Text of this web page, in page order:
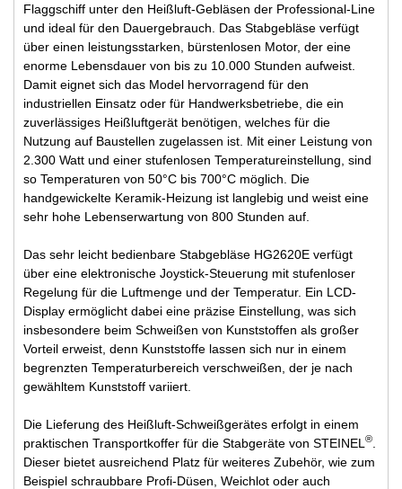
Flaggschiff unter den Heißluft-Gebläsen der Professional-Line
und ideal für den Dauergebrauch. Das Stabgebläse verfügt
über einen leistungsstarken, bürstenlosen Motor, der eine
enorme Lebensdauer von bis zu 10.000 Stunden aufweist.
Damit eignet sich das Model hervorragend für den
industriellen Einsatz oder für Handwerksbetriebe, die ein
zuverlässiges Heißluftgerät benötigen, welches für die
Nutzung auf Baustellen zugelassen ist. Mit einer Leistung von
2.300 Watt und einer stufenlosen Temperatureinstellung, sind
so Temperaturen von 50°C bis 700°C möglich. Die
handgewickelte Keramik-Heizung ist langlebig und weist eine
sehr hohe Lebenserwartung von 800 Stunden auf.
Das sehr leicht bedienbare Stabgebläse HG2620E verfügt
über eine elektronische Joystick-Steuerung mit stufenloser
Regelung für die Luftmenge und der Temperatur. Ein LCD-
Display ermöglicht dabei eine präzise Einstellung, was sich
insbesondere beim Schweißen von Kunststoffen als großer
Vorteil erweist, denn Kunststoffe lassen sich nur in einem
begrenzten Temperaturbereich verschweißen, der je nach
gewähltem Kunststoff variiert.
Die Lieferung des Heißluft-Schweißgerätes erfolgt in einem
praktischen Transportkoffer für die Stabgeräte von STEINEL ®
Dieser bietet ausreichend Platz für weiteres Zubehör, wie zum
Beispiel schraubbare Profi-Düsen, Weichlot oder auch